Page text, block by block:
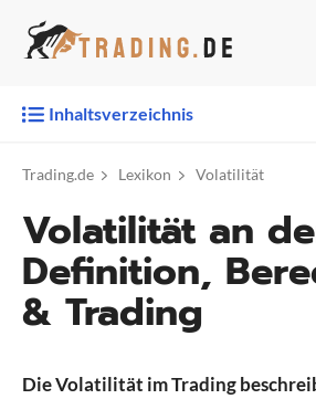
Inhalt
Inhaltsverzeichnis
Trading.de Lexikon Volatilität
Volatilität an
Definition,
& Trading
Die Volatilität im Trading